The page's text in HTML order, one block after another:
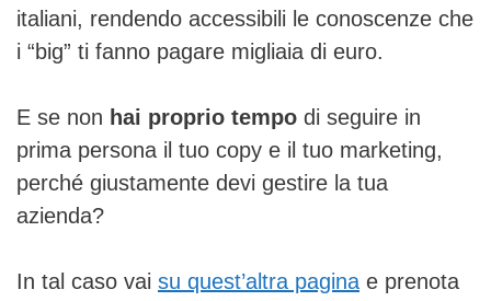
italiani, rendendo accessibili le conoscenze che
i “big” ti fanno pagare migliaia di euro.
E se non hai proprio tempo di seguire in
prima persona il tuo copy e il tuo marketing,
perché giustamente devi gestire la tua
azienda?
In tal caso vai su quest’altra pagina e prenota